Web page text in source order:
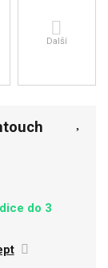
Další
do 3